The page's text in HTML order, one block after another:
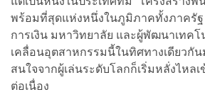
พร้อมที่สุดแห่งหนึ่งในภูมิภาคทั้งภาครั
การเงิน มหาวิทยาลัย และผู้พัฒนาเทคโ
เคลื่อนอุตสาหกรรมนี้ในทิศทางเดียวกั
สนใจจากผู้เล่นระดับโลกก็เริ่มหลั่งไหลเ
ต่อเนื่อง